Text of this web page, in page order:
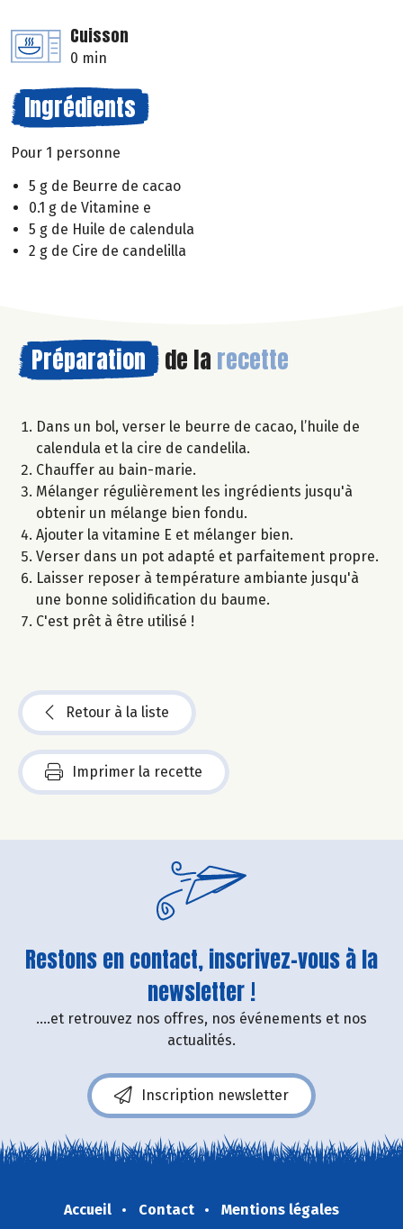
Cuisson
0 min
Ingrédients
Pour 1 personne
5 g de Beurre de cacao
0.1 g de Vitamine e
5 g de Huile de calendula
2 g de Cire de candelilla
Préparation de la recette
Dans un bol, verser le beurre de cacao, l’huile de
calendula et la cire de candelila.
Chauffer au bain-marie.
Mélanger régulièrement les ingrédients jusqu'à
obtenir un mélange bien fondu.
Ajouter la vitamine E et mélanger bien.
Verser dans un pot adapté et parfaitement propre.
Laisser reposer à température ambiante jusqu'à
une bonne solidification du baume.
C'est prêt à être utilisé !
Retour à la liste
Imprimer la recette
Restons en contact, inscrivez-vous à la
newsletter !
....et retrouvez nos offres, nos événements et nos
actualités.
Inscription newsletter
Accueil Contact
Mentions légales